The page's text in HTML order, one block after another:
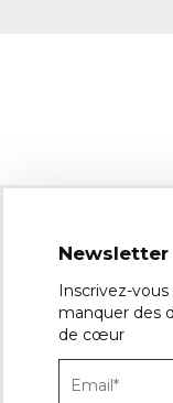
Newsletter
Inscrivez-
manquer des
de cœur